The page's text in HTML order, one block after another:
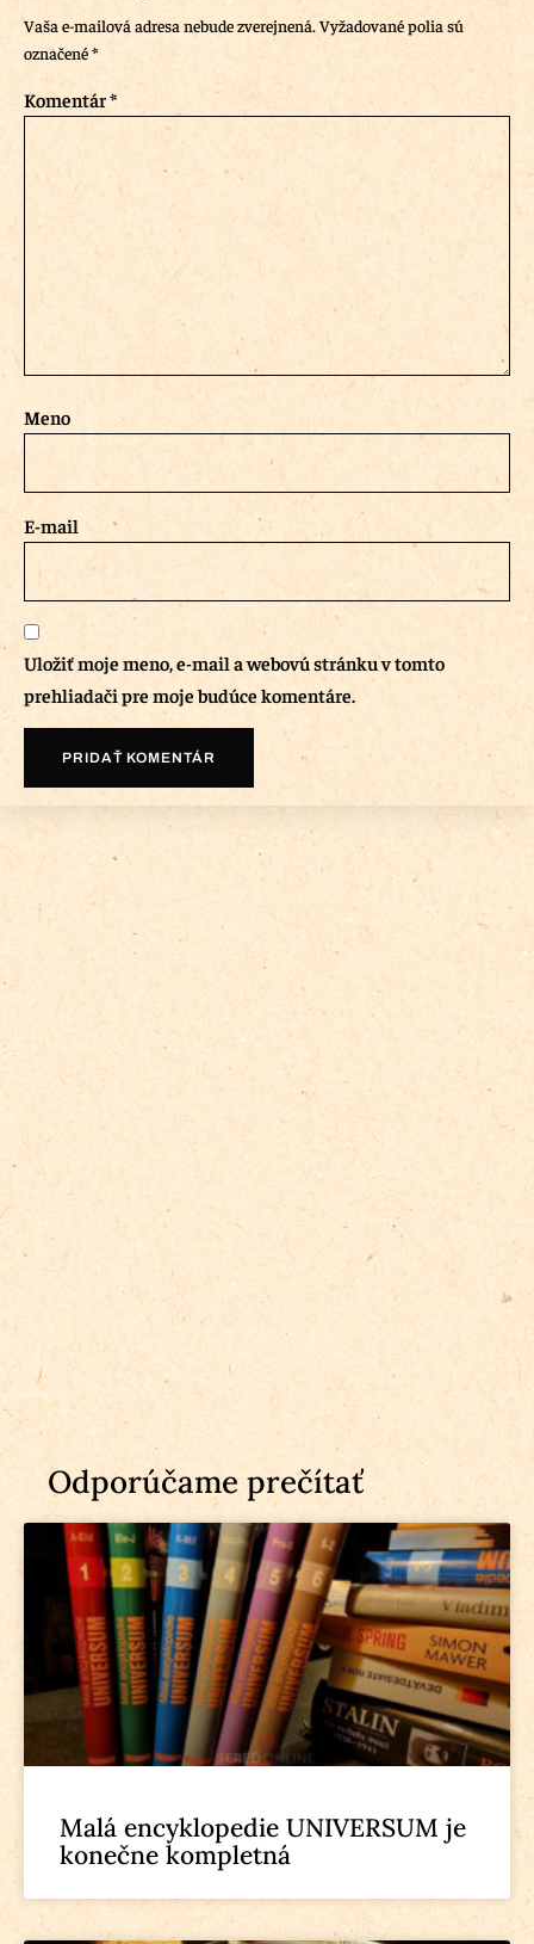
Vaša e-mailová adresa nebude zverejnená.Vyžadované polia sú
označené*
Komentár*
Meno
E-mail
Uložiť moje meno, e-mail a webovú stránku v tomto
prehliadači pre moje budúce komentáre.
Odporúčame prečítať
Malá encyklopedie UNIVERSUM je
konečne kompletná